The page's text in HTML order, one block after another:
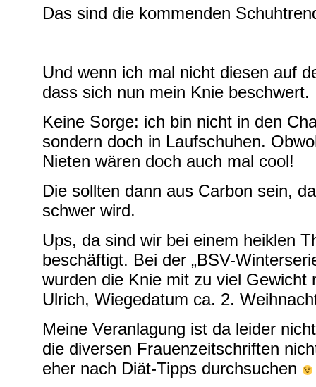
Das sind die kommenden
Und wenn ich mal nicht diesen auf
dass sich nun mein Knie beschwert.
Keine Sorge: ich bin nicht in den
sondern doch in Laufschuhen.
Nieten wären doch auch mal cool!
Die sollten dann aus Carbon sein,
schwer wird.
Ups, da sind wir bei einem heiklen
beschäftigt. Bei der „BSV-
wurden die Knie mit zu viel
Ulrich, Wiegedatum ca. 2.
Meine Veranlagung ist da leider
die diversen Frauenzeitschriften
eher nach Diät-Tipps durchsuchen